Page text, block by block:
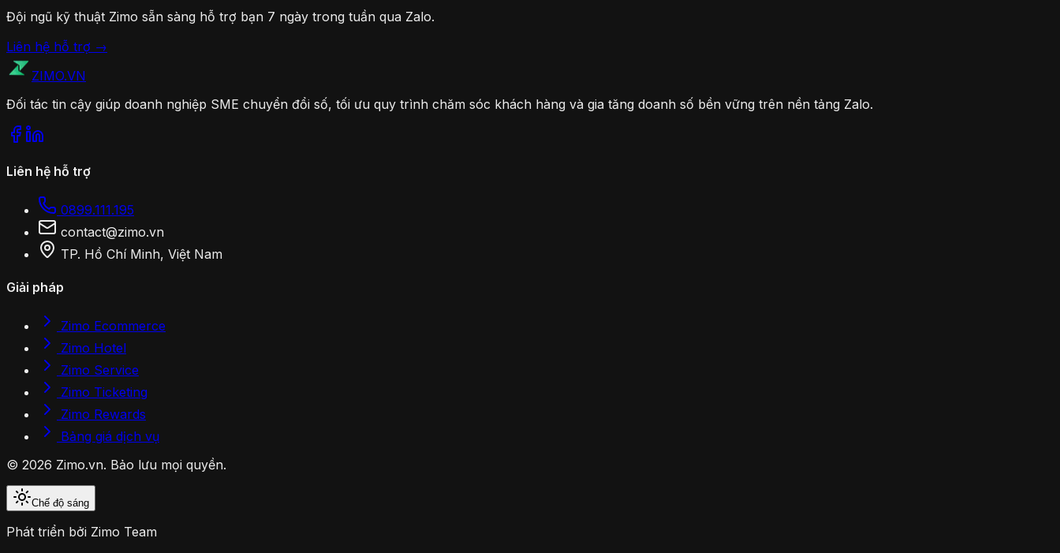
Đội ngũ kỹ thuật Zimo sẵn sàng hỗ trợ bạn 7 ngày trong tuần qua Zalo.
Liên hệ hỗ trợ →
ZIMO.VN
Đối tác tin cậy giúp doanh nghiệp SME chuyển đổi số, tối ưu quy trình chăm sóc khách hàng và gia tăng doanh số bền vững trên nền tảng Zalo.
Liên hệ hỗ trợ
0899.111.195
contact@zimo.vn
TP. Hồ Chí Minh, Việt Nam
Giải pháp
Zimo Ecommerce
Zimo Hotel
Zimo Service
Zimo Ticketing
Zimo Rewards
Bảng giá dịch vụ
© 2026 Zimo.vn. Bảo lưu mọi quyền.
Chế độ sáng
Phát triển bởi Zimo Team